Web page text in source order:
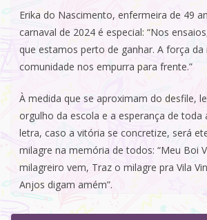
Erika do Nascimento, enfermeira de 49
carnaval de 2024 é especial: “Nos
que estamos perto de ganhar. A força da
comunidade nos empurra para frente.”
À medida que se aproximam do desfile,
orgulho da escola e a esperança de toda
letra, caso a vitória se concretize, será
milagre na memória de todos: “Meu Boi
milagreiro vem, Traz o milagre pra Vila
Anjos digam amém”.